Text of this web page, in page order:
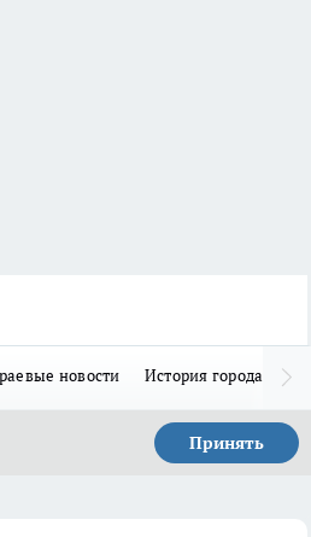
новости История города Н
Принять